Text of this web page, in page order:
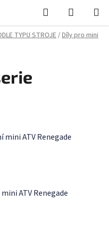
Hledat
KOŠÍK
TYPU STROJE/Díly pro mini
ATV Renegade
ATV Renegade